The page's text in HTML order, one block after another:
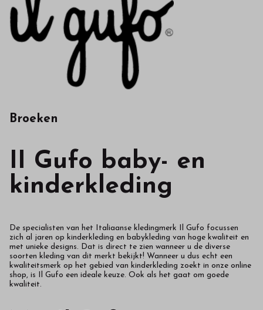
Broeken
II Gufo baby- en
kinderkleding
De specialisten van het Italiaanse kledingmerk Il Gufo focussen
zich al jaren op kinderkleding en babykleding van hoge kwaliteit en
met unieke designs. Dat is direct te zien wanneer u de diverse
soorten kleding van dit merkt bekijkt! Wanneer u dus echt een
kwaliteitsmerk op het gebied van kinderkleding zoekt in onze online
shop, is Il Gufo een ideale keuze. Ook als het gaat om goede
kwaliteit.